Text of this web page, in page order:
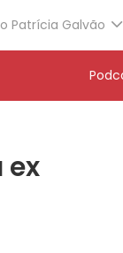
Patrícia Galvão
ex